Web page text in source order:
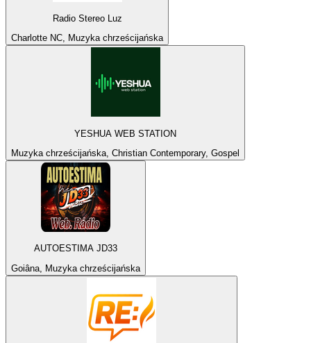
Radio Stereo Luz
Charlotte NC, Muzyka chrześcijańska
YESHUA WEB STATION
Muzyka chrześcijańska, Christian Contemporary, Gospel
AUTOESTIMA JD33
Goiâna, Muzyka chrześcijańska